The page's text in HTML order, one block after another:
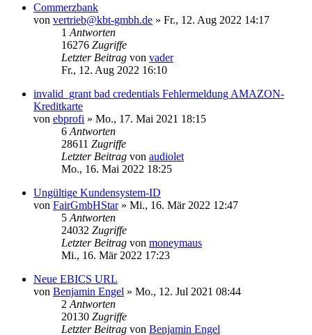
Commerzbank
von vertrieb@kbt-gmbh.de » Fr., 12. Aug 2022 14:17
1 Antworten
16276 Zugriffe
Letzter Beitrag von vader
Fr., 12. Aug 2022 16:10
invalid_grant bad credentials Fehlermeldung AMAZON-
Kreditkarte
von ebprofi » Mo., 17. Mai 2021 18:15
6 Antworten
28611 Zugriffe
Letzter Beitrag von audiolet
Mo., 16. Mai 2022 18:25
Ungültige Kundensystem-ID
von FairGmbHStar» Mi., 16. Mär 2022 12:47
5 Antworten
24032 Zugriffe
Letzter Beitrag von moneymaus
Mi., 16. Mär 2022 17:23
Neue EBICS URL
von Benjamin Engel » Mo., 12. Jul 2021 08:44
2 Antworten
20130 Zugriffe
Letzter Beitrag von Benjamin Engel